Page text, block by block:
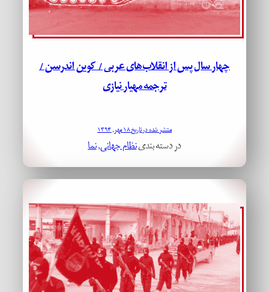
چهار سال پس از انقلاب‌های عربی / کوین اندرسن /
ترجمه مهیار نیازی
منتشر شده در تاریخ ۱۸ مهر, ۱۳۹۴
در دسته بندینظام جهانی, نما